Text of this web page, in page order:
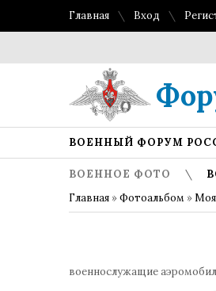
Главная Вход
ВОЕННЫЙ ФОРУМ
ВОЕННОЕ ФОТО
Главная »Фотоальбом »
военнослужащие